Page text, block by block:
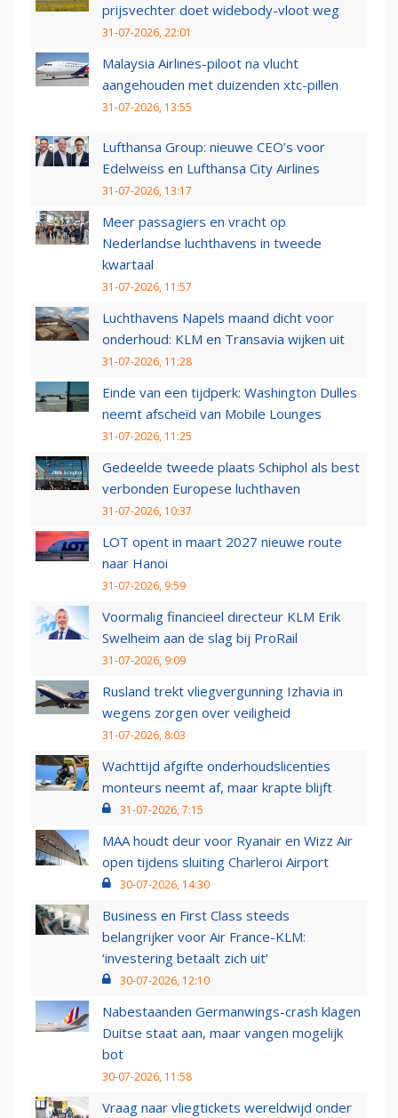
prijsvechter doet widebody-vloot weg
31-07-2026, 22:01
Malaysia Airlines-piloot na vlucht
aangehouden met duizenden xtc-pillen
31-07-2026, 13:55
Lufthansa Group: nieuwe CEO’s voor
Edelweiss en Lufthansa City Airlines
31-07-2026, 13:17
Meer passagiers en vracht op
Nederlandse luchthavens in tweede
kwartaal
31-07-2026, 11:57
Luchthavens Napels maand dicht voor
onderhoud: KLM en Transavia wijken uit
31-07-2026, 11:28
Einde van een tijdperk: Washington Dulles
neemt afscheid van Mobile Lounges
31-07-2026, 11:25
Gedeelde tweede plaats Schiphol als best
verbonden Europese luchthaven
31-07-2026, 10:37
LOT opent in maart 2027 nieuwe route
naar Hanoi
31-07-2026, 9:59
Voormalig financieel directeur KLM Erik
Swelheim aan de slag bij ProRail
31-07-2026, 9:09
Rusland trekt vliegvergunning Izhavia in
wegens zorgen over veiligheid
31-07-2026, 8:03
Wachttijd afgifte onderhoudslicenties
monteurs neemt af, maar krapte blijft
31-07-2026, 7:15
MAA houdt deur voor Ryanair en Wizz Air
open tijdens sluiting Charleroi Airport
30-07-2026, 14:30
Business en First Class steeds
belangrijker voor Air France-KLM:
‘investering betaalt zich uit’
30-07-2026, 12:10
Nabestaanden Germanwings-crash klagen
Duitse staat aan, maar vangen mogelijk
bot
30-07-2026, 11:58
Vraag naar vliegtickets wereldwijd onder